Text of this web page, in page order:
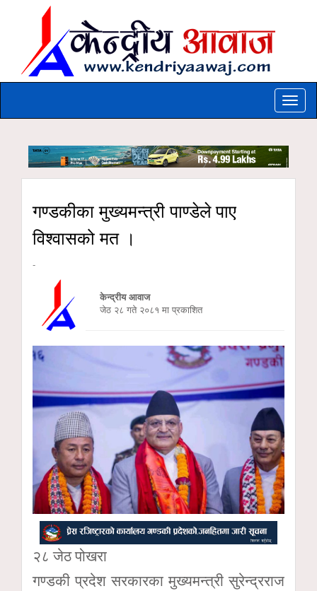
Toggle
गण्डकीका मुख्यमन्त्री पाण्डेले पाए
विश्वासको मत ।
-
केन्द्रीय आवाज
जेठ २८ गते २०८१ मा प्रकाशित
२८ जेठ पोखरा
गण्डकी प्रदेश सरकारका मुख्यमन्त्री सुरेन्द्रराज